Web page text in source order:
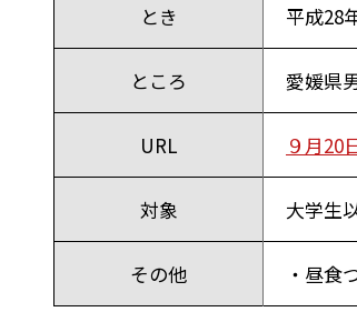
とき 平成28
ところ 愛媛県
URL ９月20
対象 大学生
その他 ・昼食